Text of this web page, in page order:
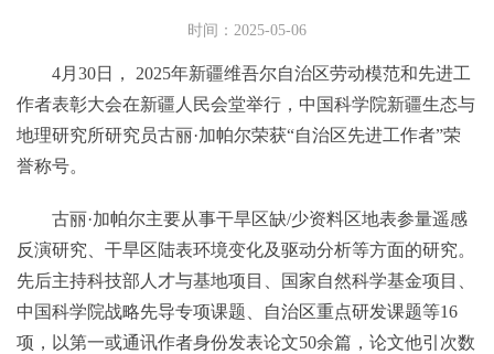
时间：2025-05-06
4月30日， 2025年新疆维吾尔自治区劳动模范和先进工
作者表彰大会在新疆人民会堂举行，中国科学院新疆生态与
地理研究所研究员古丽·加帕尔荣获“自治区先进工作者”荣
誉称号。
古丽·加帕尔主要从事干旱区缺/少资料区地表参量遥感
反演研究、干旱区陆表环境变化及驱动分析等方面的研究。
先后主持科技部人才与基地项目、国家自然科学基金项目、
中国科学院战略先导专项课题、自治区重点研发课题等16
项，以第一或通讯作者身份发表论文50余篇，论文他引次数